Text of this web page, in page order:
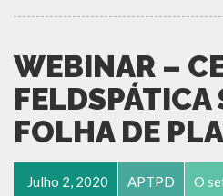
WEBINAR –
FELDSPÁTICA
FOLHA DE
Julho 2, 2020 APTPD O